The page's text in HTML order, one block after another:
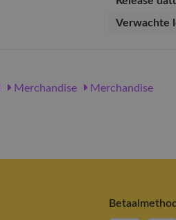
Verwachte
Merchandise Merchandise